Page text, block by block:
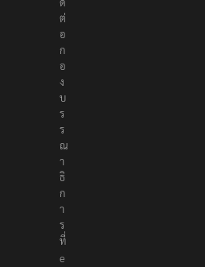
อ
ติ
ด
ต่
อ
ก
อ
ง
บ
ร
ร
ณ
า
ธิ
ก
า
ร